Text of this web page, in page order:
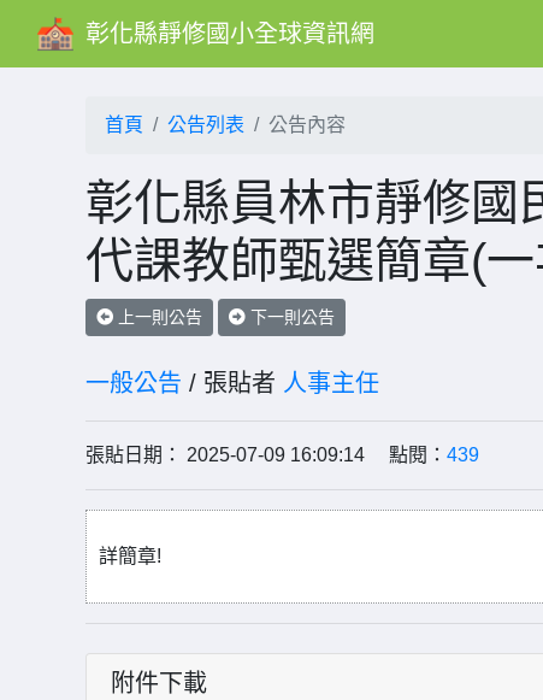
彰化縣靜修國小全球資訊網
首頁 公告列表 公告內容
彰化縣員林市靜修國
代課教師甄選簡章(
上一則公告 下一則公告
一般公告 / 張貼者 人事主任
張貼日期： 2025-07-09 16:09:14 點閱： 439
詳簡章!
附件下載